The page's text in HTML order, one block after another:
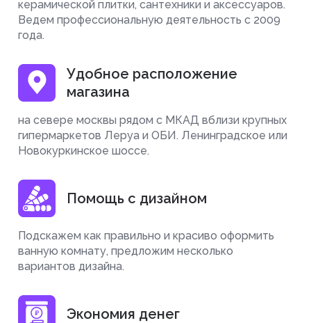
керамической плитки, сантехники и аксессуаров.
Ведем профессиональную деятельность с 2009
года.
Удобное расположение
магазина
на севере москвы рядом с МКАД вблизи крупных
гипермаркетов Леруа и ОБИ. Ленинградское или
Новокуркинское шоссе.
Помощь с дизайном
Подскажем как правильно и красиво оформить
ванную комнату, предложим несколько
вариантов дизайна.
Экономия денег